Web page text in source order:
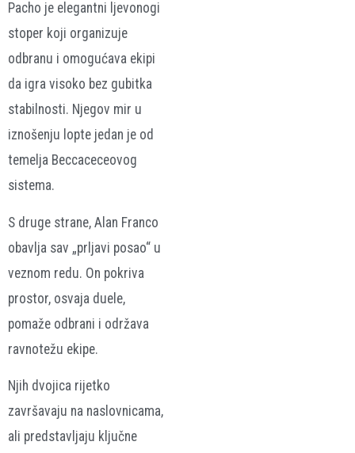
Pacho je elegantni ljevonogi
stoper koji organizuje
odbranu i omogućava ekipi
da igra visoko bez gubitka
stabilnosti. Njegov mir u
iznošenju lopte jedan je od
temelja Beccaceceovog
sistema.
S druge strane, Alan Franco
obavlja sav „prljavi posao“ u
veznom redu. On pokriva
prostor, osvaja duele,
pomaže odbrani i održava
ravnotežu ekipe.
Njih dvojica rijetko
završavaju na naslovnicama,
ali predstavljaju ključne